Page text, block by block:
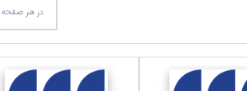
در هر صفحه